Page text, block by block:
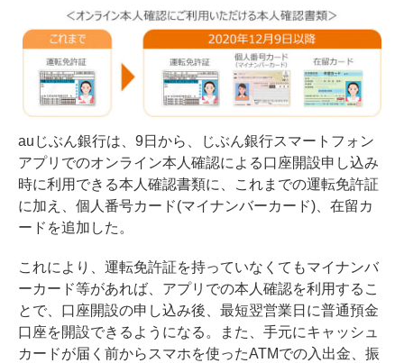
auじぶん銀行は、9日から、じぶん銀行スマートフォン
アプリでのオンライン本人確認による口座開設申し込み
時に利用できる本人確認書類に、これまでの運転免許証
に加え、個人番号カード(マイナンバーカード)、在留カ
ードを追加した。
これにより、運転免許証を持っていなくてもマイナンバ
ーカード等があれば、アプリでの本人確認を利用するこ
とで、口座開設の申し込み後、最短翌営業日に普通預金
口座を開設できるようになる。また、手元にキャッシュ
カードが届く前からスマホを使ったATMでの入出金、振